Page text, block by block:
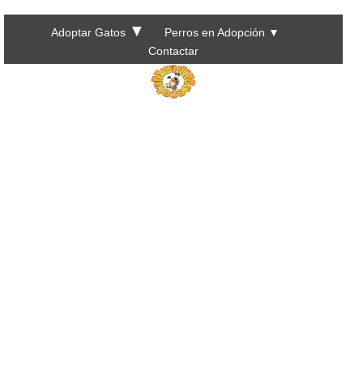
Adoptar Gatos ▼ Perros en Adopción ▼
Contactar